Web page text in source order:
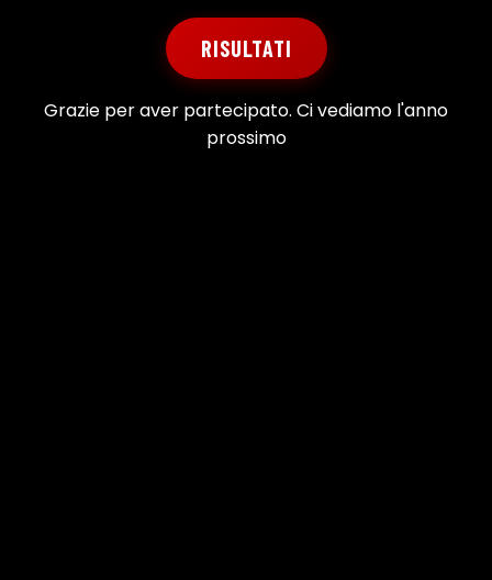
RISULTATI
Grazie per aver partecipato. Ci vediamo l'anno
prossimo